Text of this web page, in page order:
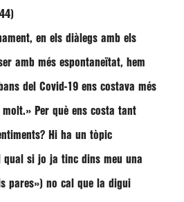
en els diàlegs amb els
amb més espontaneïtat, hem
del Covid-19 ens costava més
molt.» Per què ens costa tant
Hi ha un tòpic
qual si jo ja tinc dins meu una
pares») no cal que la digui